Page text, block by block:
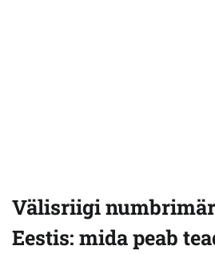
Välisriigi
Eestis: mida peab